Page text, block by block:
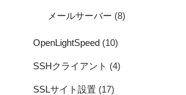
メールサーバー (8)
OpenLightSpeed (10)
SSHクライアント (4)
SSLサイト設置 (17)